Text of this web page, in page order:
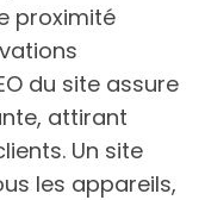
proximité
du site assure
attirant
Un site
les appareils,